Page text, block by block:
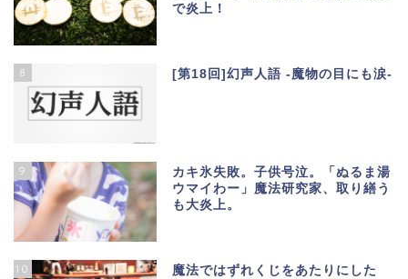
で炎上！
8 [第18回]幻声人語 -魔物の目にも涙-
9
カキ氷失敗。子供号泣。「ぬるま湯
ウマイわー」魔法研究家、取り繕う
も大炎上。
10
魔法ではずれくじをあたりにした